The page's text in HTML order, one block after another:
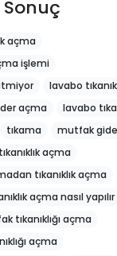
açma
işlemi
lavabo
açma
lavabo
tıkama
mutfak
açma
tıkanıklık açma
açma nasıl yapılır
tıkanıklığı açma
açma